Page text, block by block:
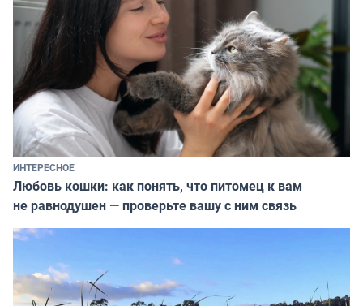
ИНТЕРЕСНОЕ
Любовь кошки: как понять, что питомец к вам
не равнодушен — проверьте вашу с ним связь